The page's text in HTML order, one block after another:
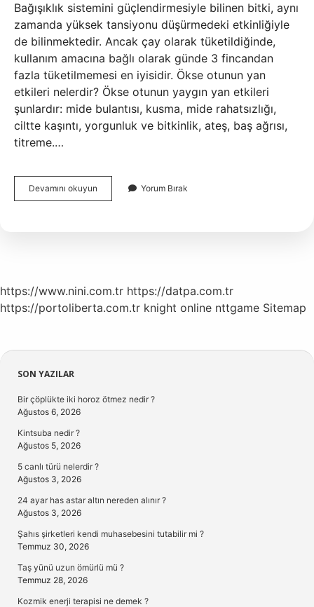
Bağışıklık sistemini güçlendirmesiyle bilinen bitki, aynı
zamanda yüksek tansiyonu düşürmedeki etkinliğiyle
de bilinmektedir. Ancak çay olarak tüketildiğinde,
kullanım amacına bağlı olarak günde 3 fincandan
fazla tüketilmemesi en iyisidir. Ökse otunun yan
etkileri nelerdir? Ökse otunun yaygın yan etkileri
şunlardır: mide bulantısı, kusma, mide rahatsızlığı,
ciltte kaşıntı, yorgunluk ve bitkinlik, ateş, baş ağrısı,
titreme.…
Devamını okuyun
Otu
Yorum Bırak
https://www.nini.com.tr https://datpa.com.tr
https://portoliberta.com.tr knight online nttgame Sitemap
Sidebar
SON YAZILAR
Bir çöplükte iki horoz ötmez nedir ?
Ağustos 6, 2026
Kintsuba nedir ?
Ağustos 5, 2026
5 canlı türü nelerdir ?
Ağustos 3, 2026
24 ayar has astar altın nereden alınır ?
Ağustos 3, 2026
Şahıs şirketleri kendi muhasebesini tutabilir mi ?
Temmuz 30, 2026
Taş yünü uzun ömürlü mü ?
Temmuz 28, 2026
Kozmik enerji terapisi ne demek ?